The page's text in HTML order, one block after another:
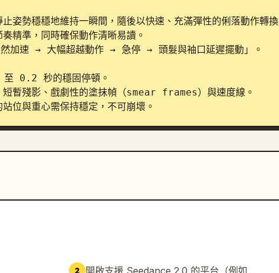
姿勢穩穩地維持一瞬間，隨後以快速、充滿彈性的俐落動作轉換
精準，同時確保動作清晰易讀。
加速 → 大幅超越動作 → 急停 → 頭髮與袖口延遲擺動」。
至 0.2 秒的穩固停頓。
短暫殘影、戲劇性的塗抹幀（smear frames）與速度線。
位與重心需保持穩定，不可崩壞。
2 開啟支援 Seedance 2.0 的平台（例如